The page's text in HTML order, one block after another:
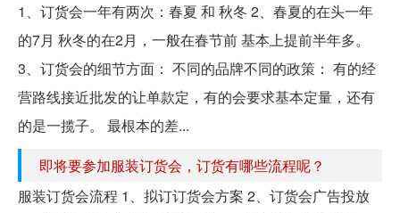
1、订货会一年有两次：春夏 和 秋冬 2、春夏的在头一年
的7月 秋冬的在2月，一般在春节前 基本上提前半年多。
3、订货会的细节方面： 不同的品牌不同的政策： 有的经
营路线接近批发的让单款定，有的会要求基本定量，还有
的是一揽子。 最根本的差...
即将要参加服装订货会，订货有哪些流程呢？
服装订货会流程 1、拟订订货会方案 2、订货会广告投放